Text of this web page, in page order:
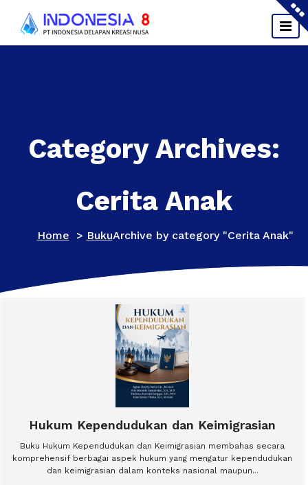
Category Archives:
Cerita Anak
Home > BukuArchive by category "Cerita Anak"
Hukum Kependudukan dan Keimigrasian
Buku Hukum Kependudukan dan Keimigrasian membahas secara
komprehensif berbagai aspek hukum yang mengatur kependudukan
dan keimigrasian dalam konteks nasional maupun...